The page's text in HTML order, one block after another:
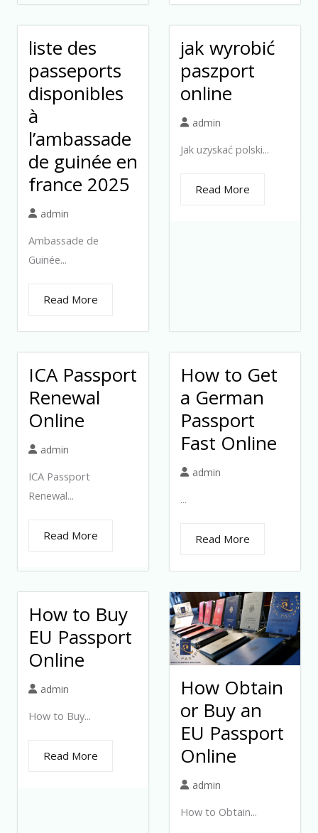
liste des
passeports
disponibles
à
l’ambassade
de guinée en
france 2025
admin
Ambassade de
Guinée...
Read More
jak wyrobić
paszport
online
admin
Jak uzyskać polski...
Read More
ICA Passport
Renewal
Online
admin
ICA Passport
Renewal...
Read More
How to Get
a German
Passport
Fast Online
admin
...
Read More
How to Buy
EU Passport
Online
admin
How to Buy...
Read More
How Obtain
or Buy an
EU Passport
Online
admin
How to Obtain...